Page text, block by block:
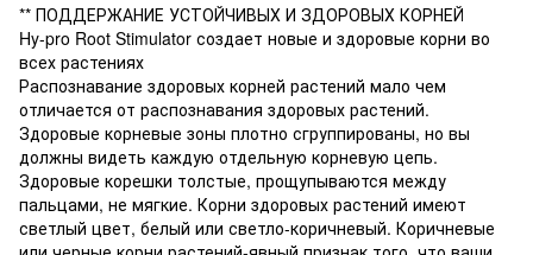
** ПОДДЕРЖАНИЕ УСТОЙЧИВЫХ И ЗДОРОВЫХ КОРНЕЙ
Hy-pro Root Stimulator создает новые и здоровые корни во
всех растениях
Распознавание здоровых корней растений мало чем
отличается от распознавания здоровых растений.
Здоровые корневые зоны плотно сгруппированы, но вы
должны видеть каждую отдельную корневую цепь.
Здоровые корешки толстые, прощупываются между
пальцами, не мягкие. Корни здоровых растений имеют
светлый цвет, белый или светло-коричневый. Коричневые